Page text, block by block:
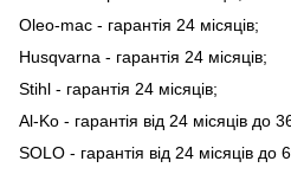
Oleo-mac - гарантія 24 місяців;
Husqvarna - гарантія 24 місяців;
Stihl - гарантія 24 місяців;
Al-Ko - гарантія від 24 місяців до
SOLO - гарантія від 24 місяців до